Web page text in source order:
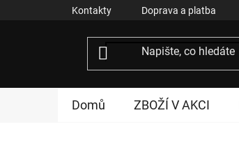
Kontakty Doprava a platba
Domů ZBOŽÍ V AKCI